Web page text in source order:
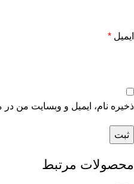
ایمیل *
ذخیره نام، ایمیل و وبسایت من
محصولات مرتبط